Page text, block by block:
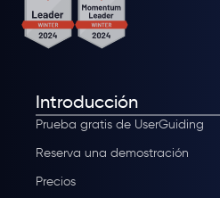
Introducción
Prueba gratis de UserGuiding
Reserva una demostración
Precios